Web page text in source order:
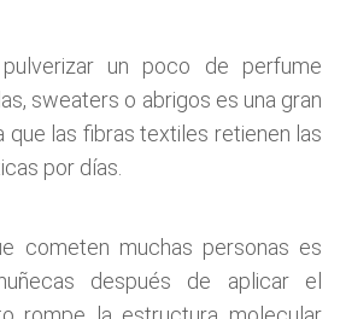
pulverizar un poco de perfume
sweaters o abrigos es una gran
que las fibras textiles retienen las
por días.
cometen muchas personas es
después de aplicar el